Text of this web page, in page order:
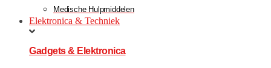
Medische Hulpmiddelen
Elektronica & Techniek
Gadgets & Elektronica